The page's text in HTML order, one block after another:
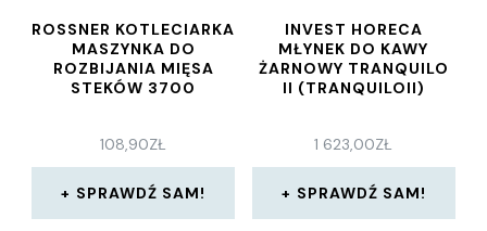
ROSSNER KOTLECIARKA
MASZYNKA DO
ROZBIJANIA MIĘSA
STEKÓW 3700
108,90ZŁ
SPRAWDŹ SAM!
INVEST HORECA
MŁYNEK DO KAWY
ŻARNOWY TRANQUILO
II (TRANQUILOII)
1 623,00ZŁ
SPRAWDŹ SAM!